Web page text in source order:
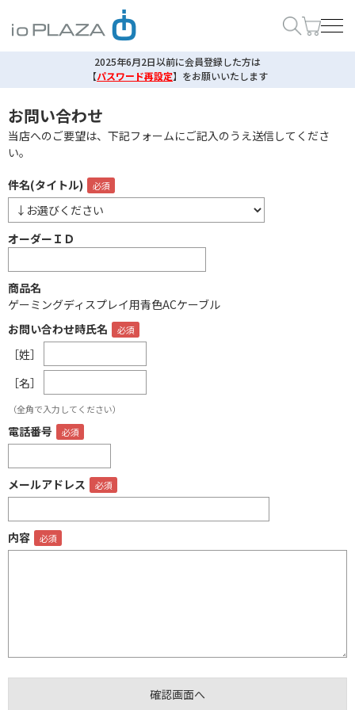
2025年6月2日以前に会員登録した方は
【パスワード再設定】 をお願いいたします
お問い合わせ
当店へのご要望は、下記フォームにご記入のうえ送信してくださ
い。
件名(タイトル)
オーダーＩＤ
商品名
ゲーミングディスプレイ用青色ACケーブル
お問い合わせ時氏名
［姓］
［名］
（全角で入力してください）
電話番号
メールアドレス
内容